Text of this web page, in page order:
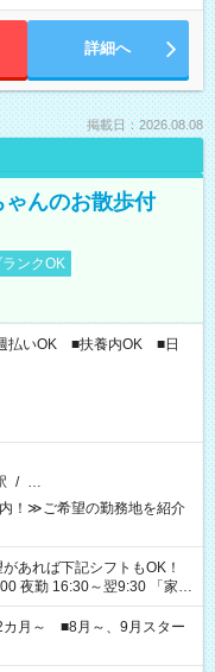
詳細へ
掲載日：2026.08.08
ゃんのお散歩付
ランクOK
払いOK ■扶養内OK ■日
/ …
！≫ご希望の勤務地を紹介
16:30～翌9:30 「家族
て夕飯の準備がしたい」
、ご希望を教えてください
合計で週40時間を超える場
カ月～ ■8月～、9月スター